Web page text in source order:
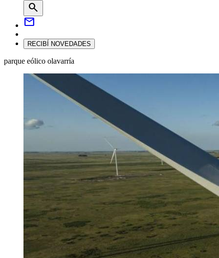
search
mail
RECIBÍ NOVEDADES
parque eólico olavarría